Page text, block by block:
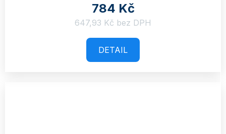
784 Kč
647,93 Kč bez DPH
DETAIL